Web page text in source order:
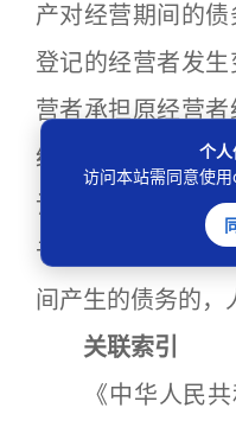
产对经营期间的
登记的经营者发
营者承担原经营
经营期间的债务
让经营者未明确
予支持；债权人
间产生的债务的，
关联索引
《中华人民共
个
访问本站需同意使用